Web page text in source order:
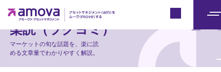
楽読（ラクヨミ）
マーケットの旬な話題を、楽に読
める文章量でわかりやすく解説。